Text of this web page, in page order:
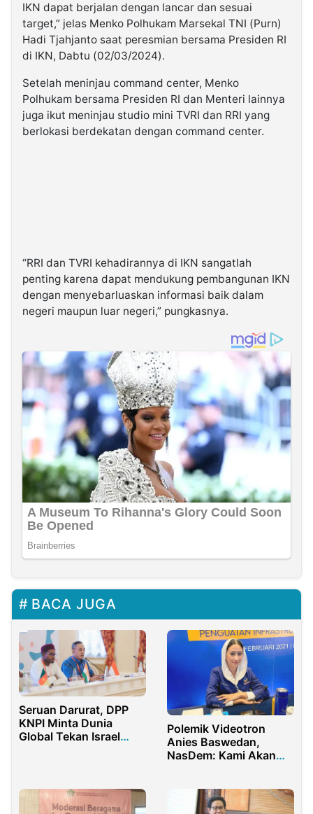
IKN dapat berjalan dengan lancar dan sesuai
target,” jelas Menko Polhukam Marsekal TNI (Purn)
Hadi Tjahjanto saat peresmian bersama Presiden RI
di IKN, Dabtu (02/03/2024).
Setelah meninjau command center, Menko
Polhukam bersama Presiden RI dan Menteri lainnya
juga ikut meninjau studio mini TVRI dan RRI yang
berlokasi berdekatan dengan command center.
“RRI dan TVRI kehadirannya di IKN sangatlah
penting karena dapat mendukung pembangunan IKN
dengan menyebarluaskan informasi baik dalam
negeri maupun luar negeri,” pungkasnya.
BACA JUGA
Seruan Darurat, DPP
KNPI Minta Dunia
Global Tekan Israel
Polemik Videotron
Anies Baswedan,
NasDem: Kami Akan